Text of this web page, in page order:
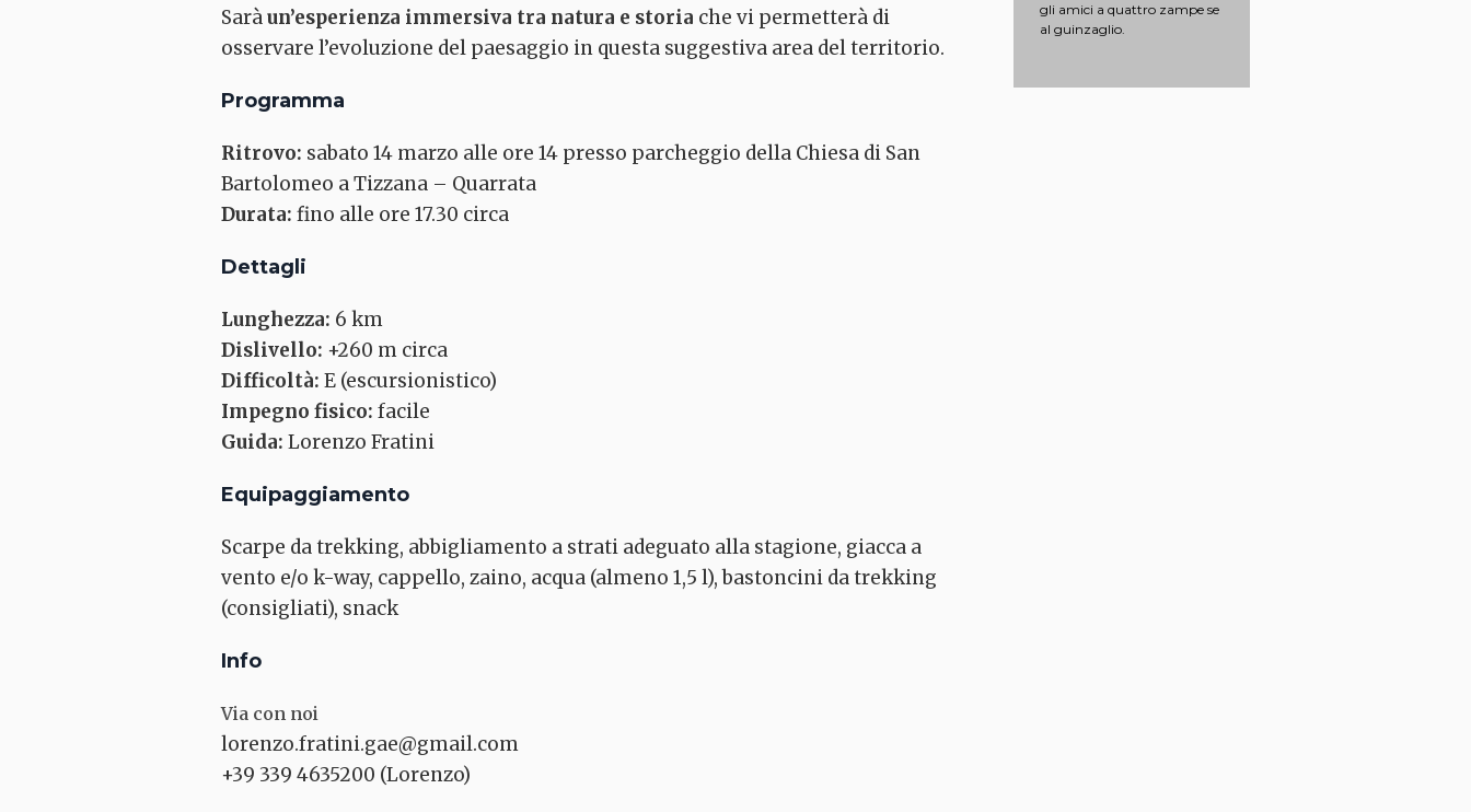
Saràun’esperienza immersiva tra natura e storia che vi permetterà di
osservare l’evoluzione del paesaggio in questa suggestiva area del territorio.
Programma
Ritrovo: sabato 14 marzo alle ore 14 presso parcheggio della Chiesa di San
Bartolomeo a Tizzana – Quarrata
Durata: fino alle ore 17.30 circa
Dettagli
Lunghezza: 6 km
Dislivello: +260 m circa
Difficoltà: E (escursionistico)
Impegno fisico: facile
Guida: Lorenzo Fratini
Equipaggiamento
Scarpe da trekking, abbigliamento a strati adeguato alla stagione, giacca a
vento e/o k-way, cappello, zaino, acqua (almeno 1,5 l), bastoncini da trekking
(consigliati), snack
Info
Via con noi
lorenzo.fratini.gae@gmail.com
+39 339 4635200 (Lorenzo)
gli amici a quattro zampe se
al guinzaglio.